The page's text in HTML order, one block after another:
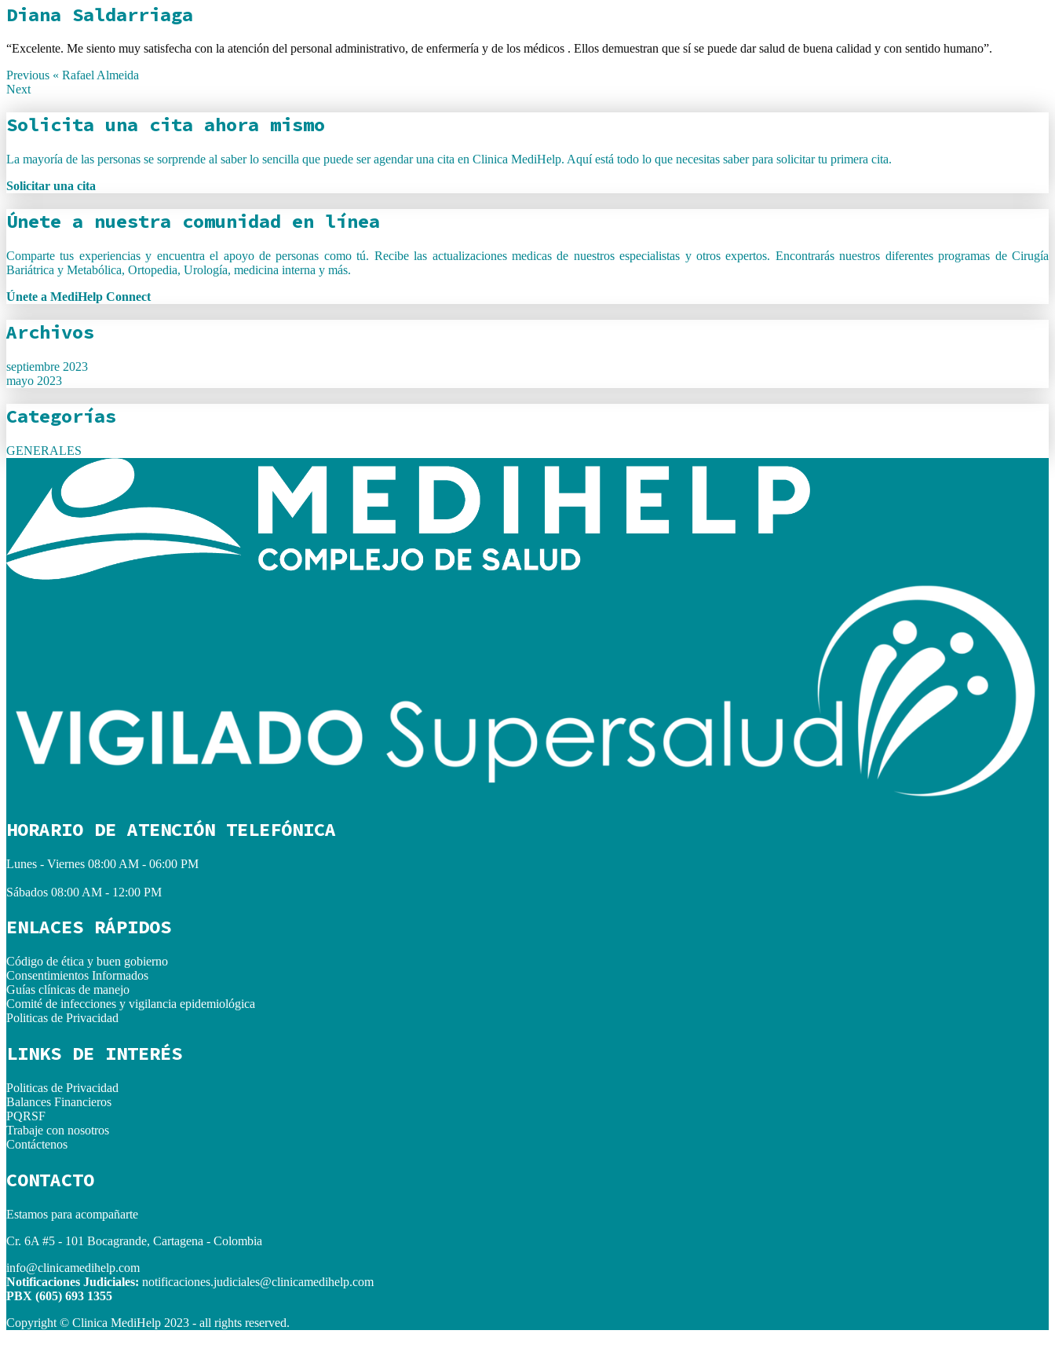
Diana Saldarriaga
“Excelente. Me siento muy satisfecha con la atención del personal administrativo, de enfermería y de los médicos . Ellos demuestran que sí se puede dar salud de buena calidad y con sentido humano”.
Previous « Rafael Almeida
Next
Solicita una cita ahora mismo
La mayoría de las personas se sorprende al saber lo sencilla que puede ser agendar una cita en Clinica MediHelp. Aquí está todo lo que necesitas saber para solicitar tu primera cita.
Solicitar una cita
Únete a nuestra comunidad en línea
Comparte tus experiencias y encuentra el apoyo de personas como tú. Recibe las actualizaciones medicas de nuestros especialistas y otros expertos. Encontrarás nuestros diferentes programas de Cirugía
Bariátrica y Metabólica, Ortopedia, Urología, medicina interna y más.
Únete a MediHelp Connect
Archivos
septiembre 2023
mayo 2023
Categorías
GENERALES
HORARIO DE ATENCIÓN TELEFÓNICA
Lunes - Viernes 08:00 AM - 06:00 PM
Sábados 08:00 AM - 12:00 PM
ENLACES RÁPIDOS
Código de ética y buen gobierno
Consentimientos Informados
Guías clínicas de manejo
Comité de infecciones y vigilancia epidemiológica
Politicas de Privacidad
LINKS DE INTERÉS
Politicas de Privacidad
Balances Financieros
PQRSF
Trabaje con nosotros
Contáctenos
CONTACTO
Estamos para acompañarte
Cr. 6A #5 - 101 Bocagrande, Cartagena - Colombia
info@clinicamedihelp.com
Notificaciones Judiciales: notificaciones.judiciales@clinicamedihelp.com
PBX (605) 693 1355
Copyright © Clinica MediHelp 2023 - all rights reserved.